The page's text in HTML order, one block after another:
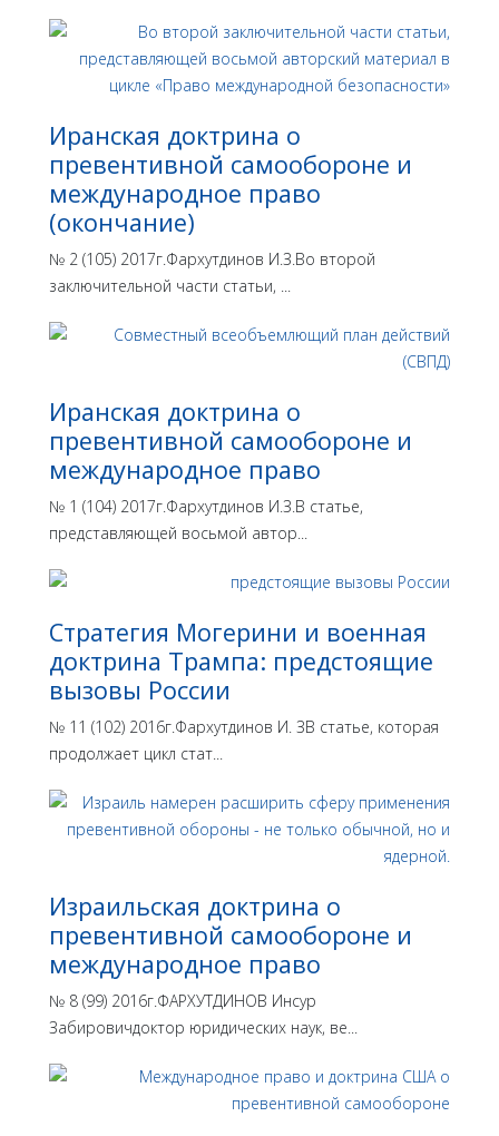
Иранская доктрина о
превентивной самообороне и
международное право
(окончание)
№ 2 (105) 2017г.Фархутдинов И.З.Во второй
заключительной части статьи, ...
Иранская доктрина о
превентивной самообороне и
международное право
№ 1 (104) 2017г.Фархутдинов И.З.В статье,
представляющей восьмой автор...
Стратегия Могерини и военная
доктрина Трампа: предстоящие
вызовы России
№ 11 (102) 2016г.Фархутдинов И. ЗВ статье, которая
продолжает цикл стат...
Израильская доктрина o
превентивной самообороне и
международное право
№ 8 (99) 2016г.ФАРХУТДИНОВ Инсур
Забировичдоктор юридических наук, ве...